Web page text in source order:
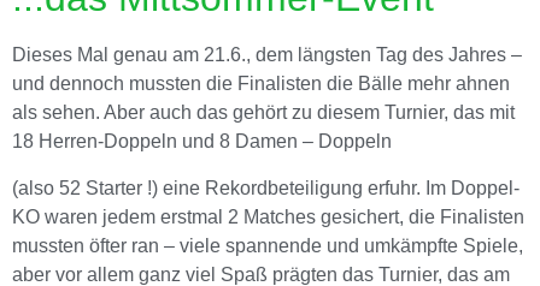
Dieses Mal genau am 21.6., dem längsten Tag des Jahres –
und dennoch mussten die Finalisten die Bälle mehr ahnen
als sehen. Aber auch das gehört zu diesem Turnier, das mit
18 Herren-Doppeln und 8 Damen – Doppeln
(also 52 Starter !) eine Rekordbeteiligung erfuhr. Im Doppel-
KO waren jedem erstmal 2 Matches gesichert, die Finalisten
mussten öfter ran – viele spannende und umkämpfte Spiele,
aber vor allem ganz viel Spaß prägten das Turnier, das am